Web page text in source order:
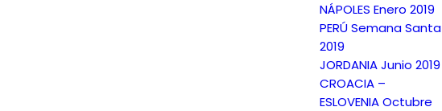
NÁPOLES Enero 2019
PERÚ Semana Santa
2019
JORDANIA Junio 2019
CROACIA –
ESLOVENIA Octubre